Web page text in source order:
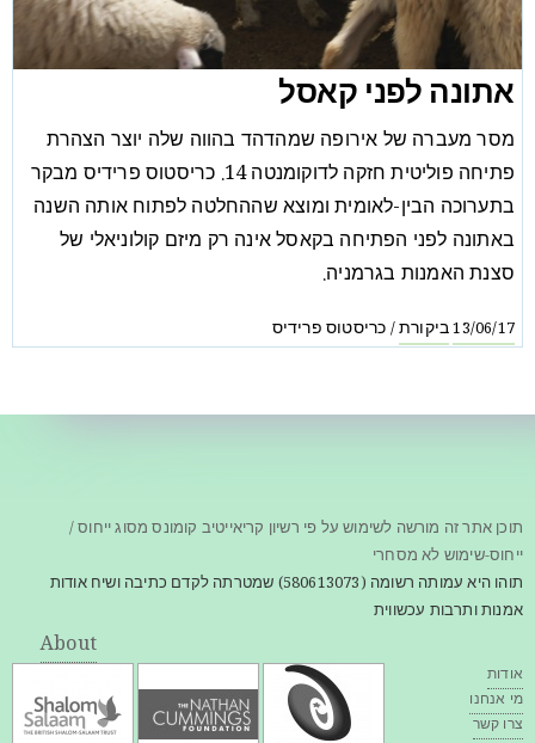
אתונה לפני קאסל
מסר מעברה של אירופה שמהדהד בהווה שלה יוצר הצהרת
פתיחה פוליטית חזקה לדוקומנטה 14. כריסטוס פרידיס מבקר
בתערוכה הבין-לאומית ומוצא שההחלטה לפתוח אותה השנה
באתונה לפני הפתיחה בקאסל אינה רק מיזם קולוניאלי של
סצנת האמנות בגרמניה.
13/06/17ביקורת/כריסטוס פרידיס
תוכן אתר זה מורשה לשימוש על פי רשיון קריאייטיב קומונס מסוג ייחוס /
ייחוס-שימוש לא מסחרי
תוהו היא עמותה רשומה (580613073) שמטרתה לקדם כתיבה ושיח אודות
אמנות ותרבות עכשווית
About
אודות
מי אנחנו
צרו קשר